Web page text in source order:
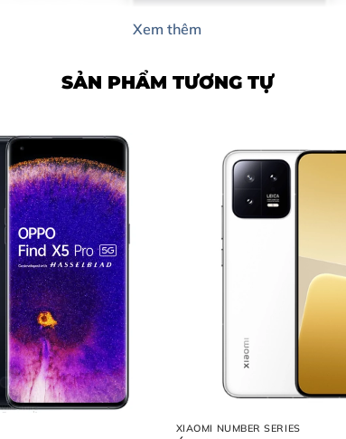
Xem thêm
SẢN PHẨM TƯƠNG TỰ
XIAOMI NUMBER SERIES